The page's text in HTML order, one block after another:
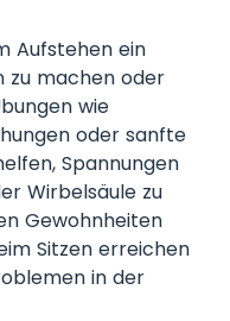
Aufstehen ein
zu machen oder
wie
oder sanfte
Spannungen
Wirbelsäule zu
Gewohnheiten
Sitzen erreichen
in der